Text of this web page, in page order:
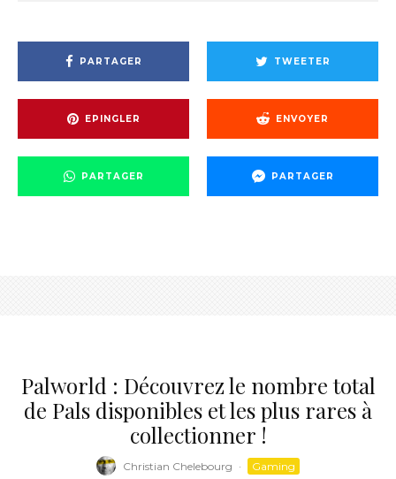
PARTAGER TWEETER
EPINGLER ENVOYER
PARTAGER PARTAGER
Palworld : Découvrez le nombre total
de Pals disponibles et les plus rares à
collectionner !
Christian Chelebourg · Gaming